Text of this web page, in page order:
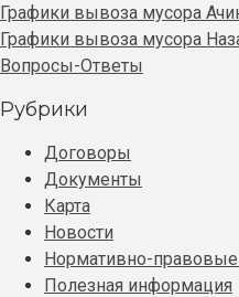
Графики вывоза мусора
Графики вывоза мусора
Вопросы-Ответы
Рубрики
Договоры
Документы
Карта
Новости
Нормативно-
Полезная информация